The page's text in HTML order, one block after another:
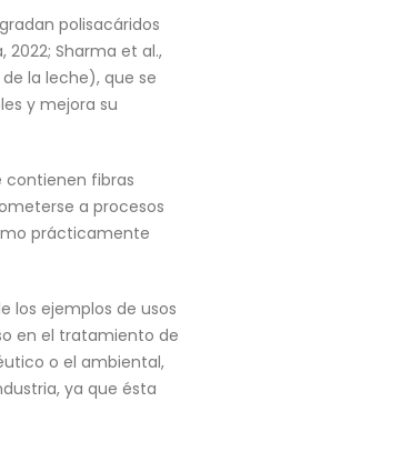
polisacáridos
Sharma et al.,
la leche), que se
y mejora su
contienen fibras
a procesos
prácticamente
los ejemplos de usos
en el tratamiento de
o el ambiental,
ya que ésta